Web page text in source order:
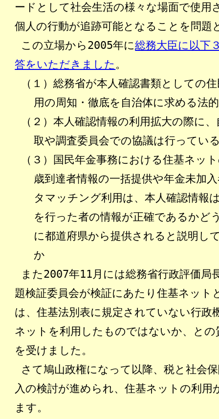
ードとして社会生活の様々な場面で使用
個人の行動が追跡可能となることを問題
この立場から2005年に総務大臣に以下
答をいただきました 。
（１）総務省が本人確認書類としての
用の周知・徹底を自治体に求める法
（２）本人確認情報の利用拡大の際に
取や調査委員会での協議は行ってい
（３）国民年金事務における住基ネッ
歳到達者情報の一括提供や年金未加
タマッチング利用は、本人確認情報
を行った者の情報が正確であるかど
に都道府県から提供されると説明し
か
また2007年11月には総務省行政評価局
題検証委員会が検証にあたり住基ネット
は、住基法別表に規定されていない行政
ネットを利用したものではないか、との
を受けました。
さて鳩山政権になって以降、税と社会
入の検討が進められ、住基ネットの利用
ます。